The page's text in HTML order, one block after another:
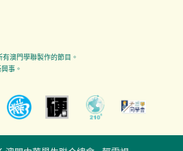
澳門學聯製作的節目。
事。